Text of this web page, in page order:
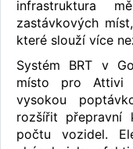
infrastruktura
zastávkových
které slouží více
Systém BRT v
místo pro Attivi
vysokou
rozšířit přepravní
počtu vozidel.